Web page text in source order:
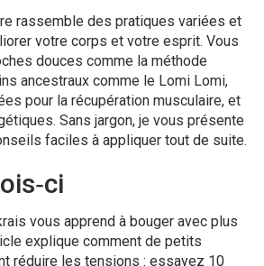
rassemble des pratiques variées et
votre corps et votre esprit. Vous
douces comme la méthode
ancestraux comme le Lomi Lomi,
pour la récupération musculaire, et
Sans jargon, je vous présente
faciles à appliquer tout de suite.
vous apprend à bouger avec plus
explique comment de petits
réduire les tensions : essayez 10